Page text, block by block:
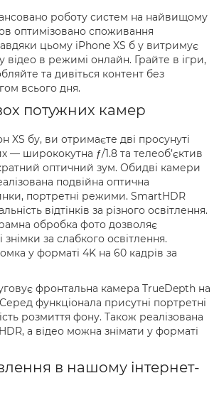
роботу систем на найвищому
оптимізовано споживання
цьому iPhone XS б у витримує
відео в режимі онлайн. Грайте в ігри,
та дивіться контент без
всього дня.
потужних камер
бу, ви отримаєте дві просунуті
— ширококутна ƒ/1.8 та телеоб’єктив
оптичний зум. Обидві камери
подвійна оптична
портретні режими. SmartHDR
відтінків за різного освітлення.
обробка фото дозволяє
знімки за слабкого освітлення.
у форматі 4K на 60 кадрів за
фронтальна камера TrueDepth на
функціонала присутні портретні
розмиття фону. Також реалізована
а відео можна знімати у форматі
в нашому інтернет-